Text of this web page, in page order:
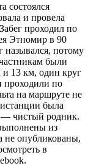
состоялся
и провела
проходил по
Этномир в 90
потому
были
13 км, один круг
проходили по
на маршруте не
была
— чистый родник.
из
не опубликованы,
в